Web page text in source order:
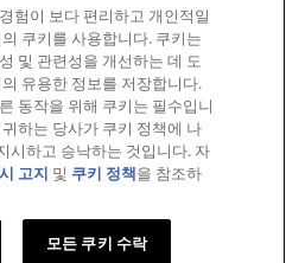
상표
망 투명성
공개 경쟁
세금 전략
키 정책
키 설정
험이 보다 편리하고 개인적일
쿠키를 사용합니다. 쿠키는
및 관련성을 개선하는 데 도
유용한 정보를 저장합니다.
동작을 위해 쿠키는 필수입니
하는 당사가 쿠키 정책에 나
시하고 승낙하는 것입니다. 자
고지 및 쿠키 정책을 참조하
모든 쿠키 수락